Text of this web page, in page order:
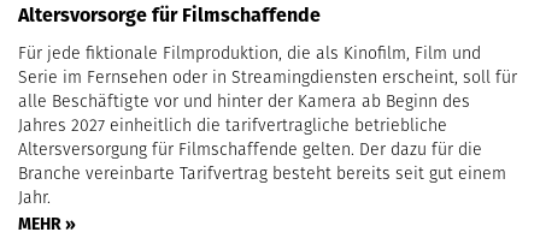
Altersvorsorge für Filmschaffende
Für jede fiktionale Filmproduktion, die als Kinofilm, Film und
Serie im Fernsehen oder in Streamingdiensten erscheint, soll für
alle Beschäftigte vor und hinter der Kamera ab Beginn des
Jahres 2027 einheitlich die tarifvertragliche betriebliche
Altersversorgung für Filmschaffende gelten. Der dazu für die
Branche vereinbarte Tarifvertrag besteht bereits seit gut einem
Jahr.
MEHR »